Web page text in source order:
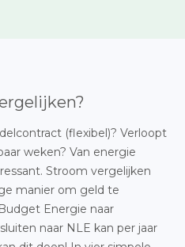
(flexibel)? Verloopt
weken? Van energie
Stroom vergelijken
manier om geld te
Energie naar
naar NLE kan per jaar